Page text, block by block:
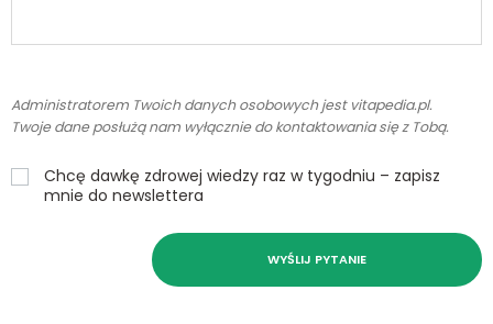
Administratorem Twoich danych osobowych jest vitapedia.pl.
Twoje dane posłużą nam wyłącznie do kontaktowania się z Tobą.
Chcę dawkę zdrowej wiedzy raz w tygodniu – zapisz
mnie do newslettera
WYŚLIJ PYTANIE